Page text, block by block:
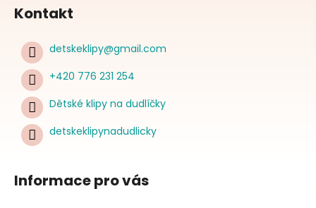
Kontakt
detskeklipy@gmail.com
+420 776 231 254
Dětské klipy na dudlíčky
detskeklipynadudlicky
Informace pro vás